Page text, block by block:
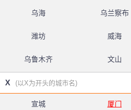
乌海 乌兰察布
潍坊 威海
乌鲁木齐 文山
X (以X为开头的城市名)
宣城 厦门